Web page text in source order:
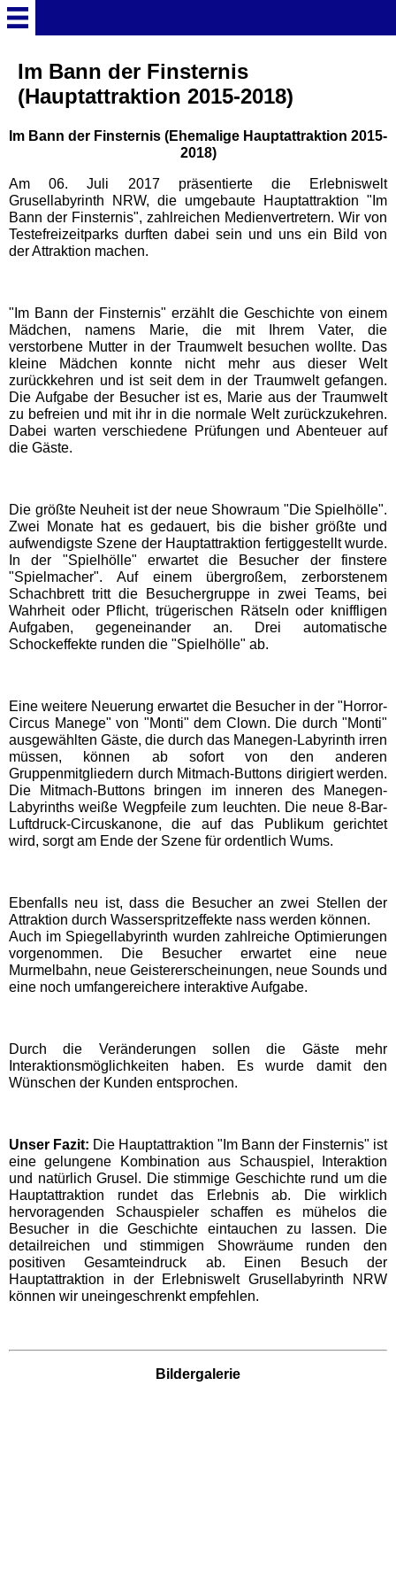
Startseite
Baden-Württemberg
Freizeitparks
Europa-Park
Funny-World
Schwaben Park
Tatzmania
Traumland auf der
Bärenhöhle
Allgäu Skyline Park
Bayern-Park
EDELWIES
LEGOLAND Deutschland
Rodelbahn St. Englmar
Freizeitpark Lochmühle
Niedersachsen
Freizeitparks
Heide Park Resort
Rasti-Land
Schloß Dankern
Im Bann der Finsternis
(Hauptattraktion 2015-2018)
Im Bann der Finsternis (Ehemalige Hauptattraktion 2015-
2018)
Am 06. Juli 2017 präsentierte die Erlebniswelt
Grusellabyrinth NRW, die umgebaute Hauptattraktion "Im
Bann der Finsternis", zahlreichen Medienvertretern. Wir von
Testefreizeitparks durften dabei sein und uns ein Bild von
der Attraktion machen.
"Im Bann der Finsternis" erzählt die Geschichte von einem
Mädchen, namens Marie, die mit Ihrem Vater, die
verstorbene Mutter in der Traumwelt besuchen wollte. Das
kleine Mädchen konnte nicht mehr aus dieser Welt
zurückkehren und ist seit dem in der Traumwelt gefangen.
Die Aufgabe der Besucher ist es, Marie aus der Traumwelt
zu befreien und mit ihr in die normale Welt zurückzukehren.
Dabei warten verschiedene Prüfungen und Abenteuer auf
die Gäste.
Die größte Neuheit ist der neue Showraum "Die Spielhölle".
Zwei Monate hat es gedauert, bis die bisher größte und
aufwendigste Szene der Hauptattraktion fertiggestellt wurde.
In der "Spielhölle" erwartet die Besucher der finstere
"Spielmacher". Auf einem übergroßem, zerborstenem
Schachbrett tritt die Besuchergruppe in zwei Teams, bei
Wahrheit oder Pflicht, trügerischen Rätseln oder kniffligen
Aufgaben, gegeneinander an. Drei automatische
Schockeffekte runden die "Spielhölle" ab.
Eine weitere Neuerung erwartet die Besucher in der "Horror-
Circus Manege" von "Monti" dem Clown. Die durch "Monti"
ausgewählten Gäste, die durch das Manegen-Labyrinth irren
müssen, können ab sofort von den anderen
Gruppenmitgliedern durch Mitmach-Buttons dirigiert werden.
Die Mitmach-Buttons bringen im inneren des Manegen-
Labyrinths weiße Wegpfeile zum leuchten. Die neue 8-Bar-
Luftdruck-Circuskanone, die auf das Publikum gerichtet
wird, sorgt am Ende der Szene für ordentlich Wums.
Ebenfalls neu ist, dass die Besucher an zwei Stellen der
Attraktion durch Wasserspritzeffekte nass werden können.
Auch im Spiegellabyrinth wurden zahlreiche Optimierungen
vorgenommen. Die Besucher erwartet eine neue
Murmelbahn, neue Geistererscheinungen, neue Sounds und
eine noch umfangereichere interaktive Aufgabe.
Durch die Veränderungen sollen die Gäste mehr
Interaktionsmöglichkeiten haben. Es wurde damit den
Wünschen der Kunden entsprochen.
Unser Fazit: Die Hauptattraktion "Im Bann der Finsternis" ist
eine gelungene Kombination aus Schauspiel, Interaktion
und natürlich Grusel. Die stimmige Geschichte rund um die
Hauptattraktion rundet das Erlebnis ab. Die wirklich
hervoragenden Schauspieler schaffen es mühelos die
Besucher in die Geschichte eintauchen zu lassen. Die
detailreichen und stimmigen Showräume runden den
positiven Gesamteindruck ab. Einen Besuch der
Hauptattraktion in der Erlebniswelt Grusellabyrinth NRW
können wir uneingeschrenkt empfehlen.
Bildergalerie